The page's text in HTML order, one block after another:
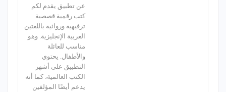
عن تطبيق يقدم لكم
كتب رقمية قصصية
ترفيهية وروائية باللغتين
العربية الإنجليزية. وهو
مناسب للعائلة
والأطفال. يحتوي
التطبيق على أشهر
الكتب العالمية، كما أنه
يدعم أيضًا المؤلفين